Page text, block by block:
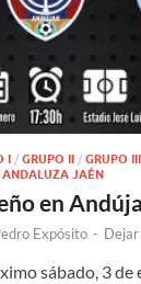
I / GRUPO II / GRUPO III
ANDALUZA JAÉN
en
Expósito -
sábado, 3 de